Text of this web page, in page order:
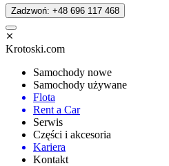
Zadzwoń: +48 696 117 468
Krotoski.com
Samochody nowe
Samochody używane
Flota
Rent a Car
Serwis
Części i akcesoria
Kariera
Kontakt